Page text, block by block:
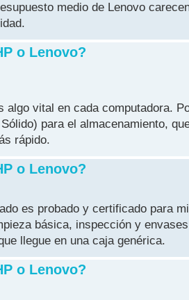
medio de Lenovo
o Lenovo?
vital en cada computadora.
para el almacenamiento,
rápido.
o Lenovo?
es probado y certificado para
básica, inspección y
llegue en una caja genérica.
o Lenovo?